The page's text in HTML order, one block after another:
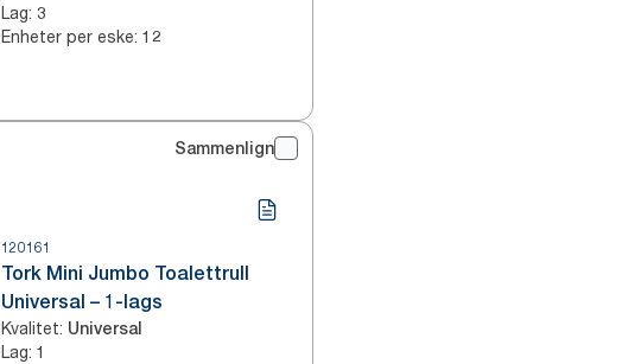
Lag: 3
Enheter per eske: 12
Sammenlign
120161
Tork Mini Jumbo Toalettrull
Universal – 1-lags
Kvalitet: Universal
Lag: 1